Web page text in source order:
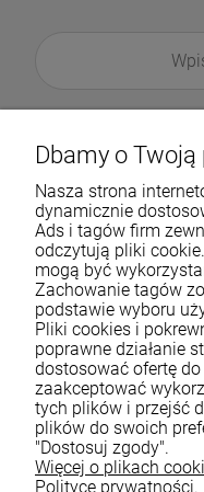
Dbamy o
Nasza strona
dynamicznie
Ads i tagów firm
odczytują pliki
mogą być
Zachowanie tagów
podstawie wyboru
Pliki cookies i
poprawne działanie
dostosować ofertę
zaakceptować
tych plików i przejść
plików do swoich
"Dostosuj zgody".
Więcej o plikach
Polityce prywatności.